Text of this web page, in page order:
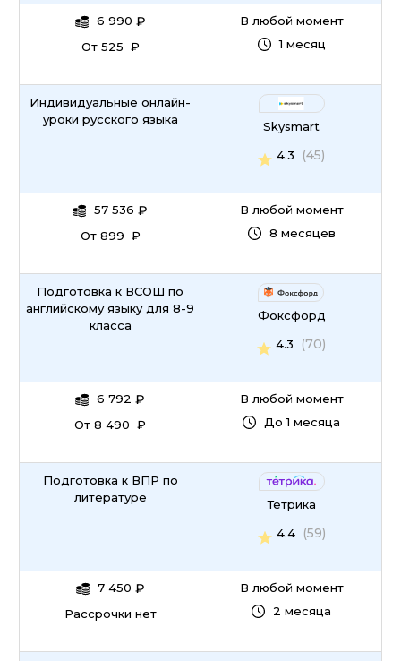
6 990 ₽
От 525 ₽
В любой момент
1 месяц
Индивидуальные онлайн-
уроки русского языка
57 536 ₽
От 899 ₽
Skysmart
4.3
(45)
В любой момент
8 месяцев
Подготовка к ВСОШ по
английскому языку для 8-9
класса
6 792 ₽
От 8 490 ₽
Фоксфорд
4.3
(70)
В любой момент
До 1 месяца
Подготовка к ВПР по
литературе
7 450 ₽
Рассрочки нет
Тетрика
4.4
(59)
В любой момент
2 месяца